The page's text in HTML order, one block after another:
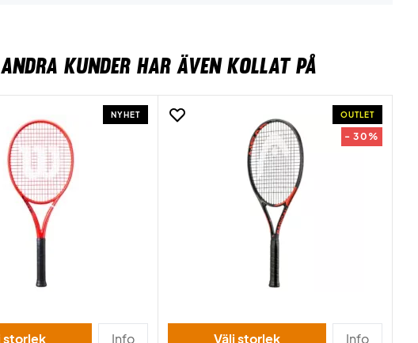
ANDRA KUNDER HAR ÄVEN KOLLAT PÅ
NYHET
Välj storlek Info
OUTLET
- 30%
Välj storlek Info